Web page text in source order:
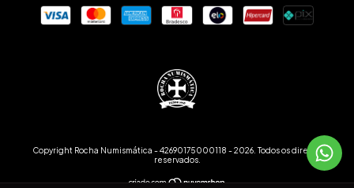
Copyright Rocha Numismática - 42690175000118 - 2026. Todos os direitos
reservados.